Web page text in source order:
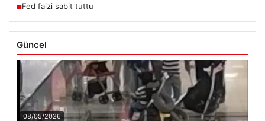
■Fed faizi sabit tuttu
Güncel
08/05/2026